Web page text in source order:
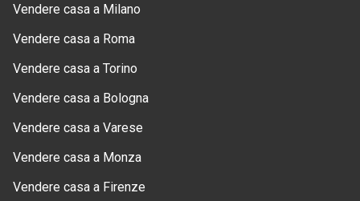
Vendere casa a Milano
Vendere casa a Roma
Vendere casa a Torino
Vendere casa a Bologna
Vendere casa a Varese
Vendere casa a Monza
Vendere casa a Firenze